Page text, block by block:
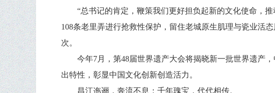
“总书记的肯定，鞭策我们更好担负起新的文化使命，
108条老里弄进行抢救性保护，留住老城原生肌理与瓷业活
次。
今年7月，第48届世界遗产大会将揭晓新一批世界遗产
出特性，彰显中国文化创新创造活力。
昌江迤逦，奔流不息；千年瑰宝，代代相传。